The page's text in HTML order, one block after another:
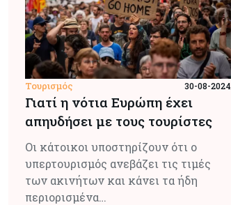
Τουρισμός 30-08-2024
Γιατί η νότια Ευρώπη έχει
απηυδήσει με τους τουρίστες
Οι κάτοικοι υποστηρίζουν ότι ο
υπερτουρισμός ανεβάζει τις τιμές
των ακινήτων και κάνει τα ήδη
περιορισμένα…